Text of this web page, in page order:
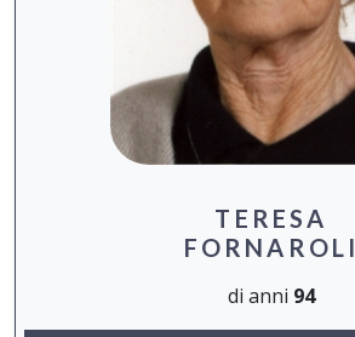
TERESA
FORNAROLI
di anni 94